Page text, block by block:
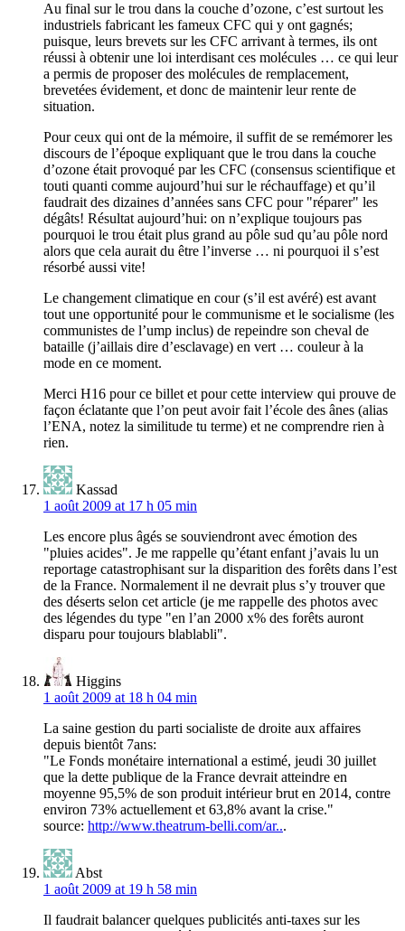
Au final sur le trou dans la couche d’ozone, c’est surtout les
industriels fabricant les fameux CFC qui y ont gagnés;
puisque, leurs brevets sur les CFC arrivant à termes, ils ont
réussi à obtenir une loi interdisant ces molécules … ce qui leur
a permis de proposer des molécules de remplacement,
brevetées évidement, et donc de maintenir leur rente de
situation.
Pour ceux qui ont de la mémoire, il suffit de se remémorer les
discours de l’époque expliquant que le trou dans la couche
d’ozone était provoqué par les CFC (consensus scientifique et
touti quanti comme aujourd’hui sur le réchauffage) et qu’il
faudrait des dizaines d’années sans CFC pour "réparer" les
dégâts! Résultat aujourd’hui: on n’explique toujours pas
pourquoi le trou était plus grand au pôle sud qu’au pôle nord
alors que cela aurait du être l’inverse … ni pourquoi il s’est
résorbé aussi vite!
Le changement climatique en cour (s’il est avéré) est avant
tout une opportunité pour le communisme et le socialisme (les
communistes de l’ump inclus) de repeindre son cheval de
bataille (j’aillais dire d’esclavage) en vert … couleur à la
mode en ce moment.
Merci H16 pour ce billet et pour cette interview qui prouve de
façon éclatante que l’on peut avoir fait l’école des ânes (alias
l’ENA, notez la similitude tu terme) et ne comprendre rien à
rien.
Kassad
1 août 2009 at 17 h 05 min
Les encore plus âgés se souviendront avec émotion des
"pluies acides". Je me rappelle qu’étant enfant j’avais lu un
reportage catastrophisant sur la disparition des forêts dans l’est
de la France. Normalement il ne devrait plus s’y trouver que
des déserts selon cet article (je me rappelle des photos avec
des légendes du type "en l’an 2000 x% des forêts auront
disparu pour toujours blablabli".
Higgins
1 août 2009 at 18 h 04 min
La saine gestion du parti socialiste de droite aux affaires
depuis bientôt 7ans:
"Le Fonds monétaire international a estimé, jeudi 30 juillet
que la dette publique de la France devrait atteindre en
moyenne 95,5% de son produit intérieur brut en 2014, contre
environ 73% actuellement et 63,8% avant la crise."
source: http://www.theatrum-belli.com/ar...
Abst
1 août 2009 at 19 h 58 min
Il faudrait balancer quelques publicités anti-taxes sur les